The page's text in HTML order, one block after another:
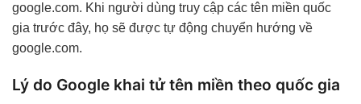
google.com. Khi người dùng truy cập các tên miền quốc
gia trước đây, họ sẽ được tự động chuyển hướng về
google.com.
Lý do Google khai tử tên miền theo quốc gia